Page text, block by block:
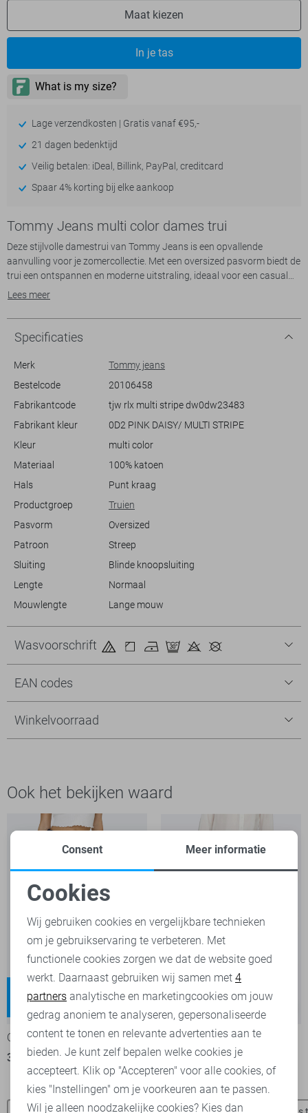
Maat kiezen
In je tas
Lage verzendkosten | Gratis vanaf €95,-
21 dagen bedenktijd
Veilig betalen: iDeal, Billink, PayPal, creditcard
Spaar 4% korting bij elke aankoop
Tommy Jeans multi color dames trui
Deze stijlvolle damestrui van Tommy Jeans is een opvallende
aanvulling voor je zomercollectie. Met een oversized pasvorm biedt de
trui een ontspannen en moderne uitstraling, ideaal voor een casual
dagje uit. Gemaakt van 100% katoen, biedt deze trui comfort en
zorgt voor een speelse look, terwijl de puntkraag en de blinde
knoopsluiting het ontwerp verfijnen.
De Tommy Jeans trui is perfect te combineren met een eenvoudige
jeans of een zomerse rok voor een frisse look op een zonnige dag. De
zomeravonden. Of je nu een informele lunch hebt of een wandeling
door het park, deze trui voegt stijl toe aan elke gelegenheid. Laat je
verrassen door de kwaliteit en het design van deze knitwear must-
Lees meer
Specificaties
Merk
Tommy jeans
Bestelcode
20106458
Fabrikantcode
tjw rlx multi stripe dw0dw23483
Fabrikant kleur
0D2 PINK DAISY/ MULTI STRIPE
Kleur
multi color
Materiaal
100% katoen
Hals
Punt kraag
Productgroep
Truien
Pasvorm
Oversized
Patroon
Streep
Sluiting
Blinde knoopsluiting
Lengte
Normaal
Mouwlengte
Lange mouw
Wasvoorschrift
EAN codes
Winkelvoorraad
Ook het bekijken waard
Only Jeans
39,95 49,99
Blush
Only Jeans
35,00 49,99
Noodzakelijke cookies
Personalisatie cookies
Analytische cookies
Marketing cookies
Consent Meer informatie
Cookies
Wij gebruiken cookies en vergelijkbare technieken
om je gebruikservaring te verbeteren. Met
functionele cookies zorgen we dat de website goed
werkt. Daarnaast gebruiken wij samen met 4
partners analytische en marketingcookies om jouw
gedrag anoniem te analyseren, gepersonaliseerde
content te tonen en relevante advertenties aan te
bieden. Je kunt zelf bepalen welke cookies je
accepteert. Klik op "Accepteren" voor alle cookies, of
kies "Instellingen" om je voorkeuren aan te passen.
Wil je alleen noodzakelijke cookies? Kies dan